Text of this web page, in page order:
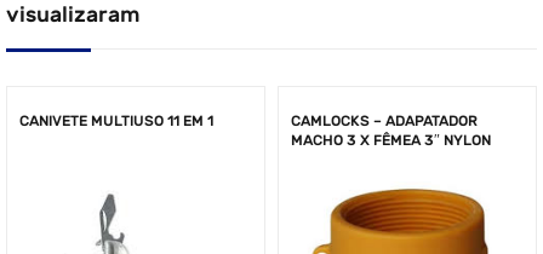
visualizaram
CANIVETE MULTIUSO 11 EM 1
CAMLOCKS – ADAPATADOR
MACHO 3 X FÊMEA 3″ NYLON